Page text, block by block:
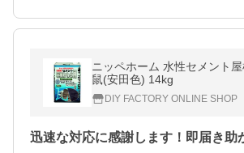
ニッペホーム 水性セメント
鼠(安田色) 14kg
DIY FACTORY ONLINE SHOP